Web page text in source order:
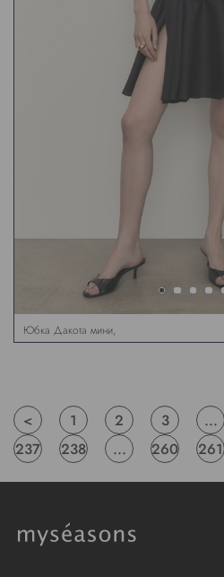
Юбка Дакота мини,
черная
< 1 2 3 ...
237
238 ... 260 261